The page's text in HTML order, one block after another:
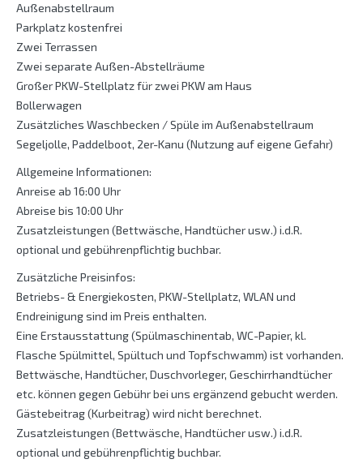
Außenabstellraum
Parkplatz kostenfrei
Zwei Terrassen
Zwei separate Außen-Abstellräume
Großer PKW-Stellplatz für zwei PKW am Haus
Bollerwagen
Zusätzliches Waschbecken / Spüle im Außenabstellraum
Segeljolle, Paddelboot, 2er-Kanu (Nutzung auf eigene Gefahr)
Allgemeine Informationen:
Anreise ab 16:00 Uhr
Abreise bis 10:00 Uhr
Zusatzleistungen (Bettwäsche, Handtücher usw.) i.d.R.
optional und gebührenpflichtig buchbar.
Zusätzliche Preisinfos:
Betriebs- & Energiekosten, PKW-Stellplatz, WLAN und
Endreinigung sind im Preis enthalten.
Eine Erstausstattung (Spülmaschinentab, WC-Papier, kl.
Flasche Spülmittel, Spültuch und Topfschwamm) ist vorhanden.
Bettwäsche, Handtücher, Duschvorleger, Geschirrhandtücher
etc. können gegen Gebühr bei uns ergänzend gebucht werden.
Gästebeitrag (Kurbeitrag) wird nicht berechnet.
Zusatzleistungen (Bettwäsche, Handtücher usw.) i.d.R.
optional und gebührenpflichtig buchbar.